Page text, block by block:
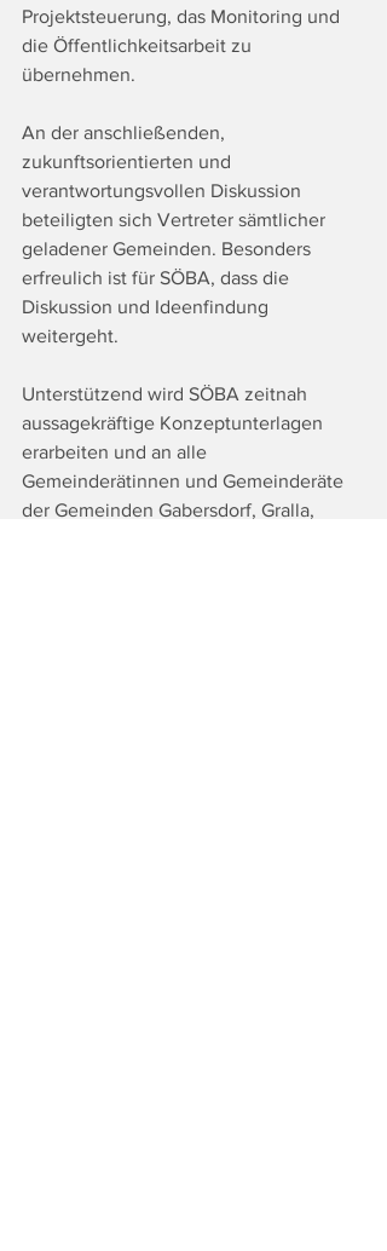
Projektsteuerung, das Monitoring und
die Öffentlichkeitsarbeit zu
übernehmen.
An der anschließenden,
zukunftsorientierten und
verantwortungsvollen Diskussion
beteiligten sich Vertreter sämtlicher
geladener Gemeinden. Besonders
erfreulich ist für SÖBA, dass die
Diskussion und Ideenfindung
weitergeht.
Unterstützend wird SÖBA zeitnah
aussagekräftige Konzeptunterlagen
erarbeiten und an alle
Gemeinderätinnen und Gemeinderäte
der Gemeinden Gabersdorf, Gralla,